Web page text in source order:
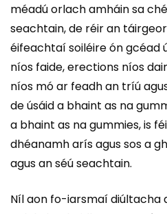
méadú orlach amháin sa
seachtain, de réir an
éifeachtaí soiléire ón gcéad
níos faide, erections níos
níos mó ar feadh an tríú
de úsáid a bhaint as na
a bhaint as na gummies, is
dhéanamh arís agus sos a
agus an séú seachtain.
Níl aon fo-iarsmaí diúltacha